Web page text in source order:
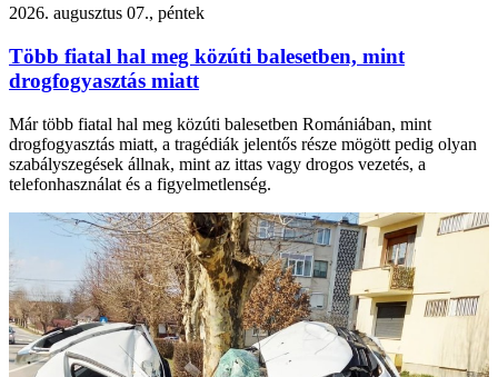
2026. augusztus 07., péntek
Több fiatal hal meg közúti balesetben, mint
drogfogyasztás miatt
Már több fiatal hal meg közúti balesetben Romániában, mint
drogfogyasztás miatt, a tragédiák jelentős része mögött pedig olyan
szabályszegések állnak, mint az ittas vagy drogos vezetés, a
telefonhasználat és a figyelmetlenség.